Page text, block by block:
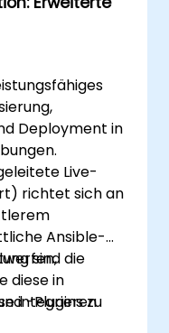
Deployment in
Live-
richtet sich an
Ansible-
diese in
integrieren
sind die
-Plugins zu